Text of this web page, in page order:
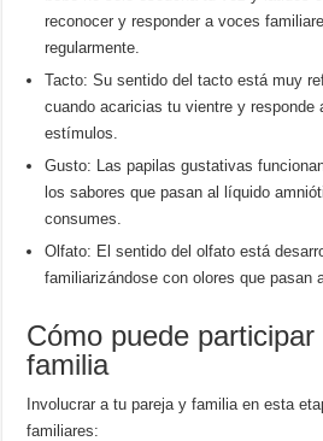
reconocer y responder a voces
regularmente.
Tacto: Su sentido del tacto está muy
cuando acaricias tu vientre y responde
estímulos.
Gusto: Las papilas gustativas
los sabores que pasan al líquido
consumes.
Olfato: El sentido del olfato está
familiarizándose con olores que pasan
Cómo puede
familia
Involucrar a tu pareja y familia en esta
familiares: